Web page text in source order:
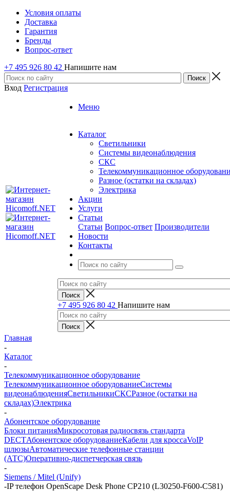
Условия оплаты
Доставка
Гарантия
Бренды
Вопрос-ответ
+7 495 926 80 42 Напишите нам
Вход Регистрация
Меню
Каталог
Светильники
Системы видеонаблюдения
СКС
Телекоммуникационное
Разное (остатки на складах)
Электрика
Акции
Услуги
Статьи
Статьи Вопрос-ответ Производители
Новости
Контакты
+7 495 926 80 42 Напишите нам
Главная
-
Каталог
-
Телекоммуникационное оборудование
Телекоммуникационное оборудованиеСистемы
видеонаблюденияСветильникиСКСРазное (остатки на
складах)Электрика
-
Абонентское оборудование
Блоки питанияМикросотовая радиосвязь стандарта
DECTАбонентское оборудованиеКабели для кроссаVoIP
шлюзыАвтоматические телефонные станции
(АТС)Оперативно-диспетчерская связь
-
Siemens / Mitel (Unify)
-IP телефон OpenScape Desk Phone CP210 (L30250-F600-C581)